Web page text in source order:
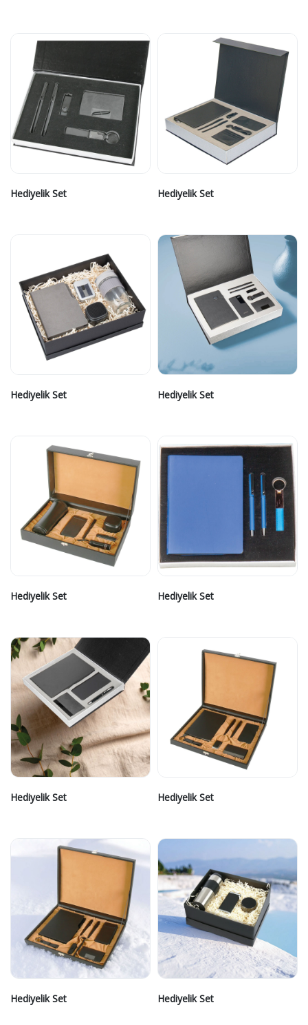
Hediyelik Set Hediyelik Set
Hediyelik Set Hediyelik Set
Hediyelik Set Hediyelik Set
Hediyelik Set Hediyelik Set
Hediyelik Set Hediyelik Set